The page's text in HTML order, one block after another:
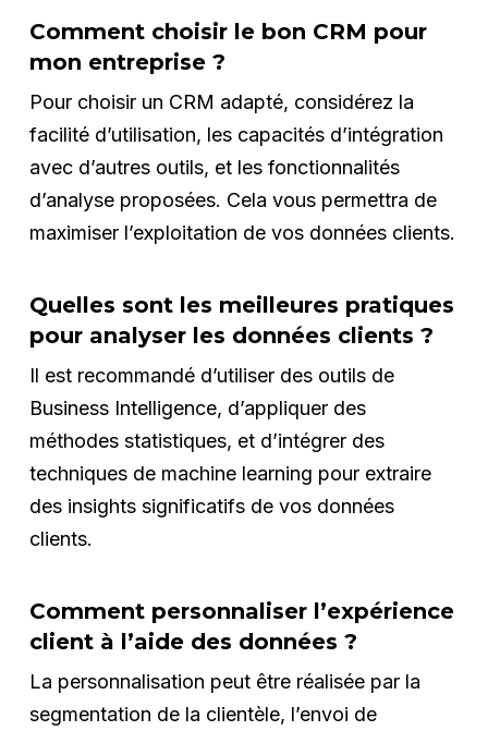
Comment choisir le bon CRM pour
mon entreprise ?
Pour choisir un CRM adapté, considérez la
facilité d’utilisation, les capacités d’intégration
avec d’autres outils, et les fonctionnalités
d’analyse proposées. Cela vous permettra de
maximiser l’exploitation de vos données clients.
Quelles sont les meilleures pratiques
pour analyser les données clients ?
Il est recommandé d’utiliser des outils de
Business Intelligence, d’appliquer des
méthodes statistiques, et d’intégrer des
techniques de machine learning pour extraire
des insights significatifs de vos données
clients.
Comment personnaliser l’expérience
client à l’aide des données ?
La personnalisation peut être réalisée par la
segmentation de la clientèle, l’envoi de